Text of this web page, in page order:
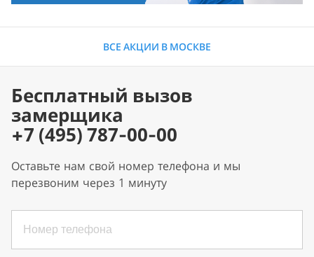
ВСЕ АКЦИИ В МОСКВЕ
Бесплатный вызов
замерщика
+7 (495) 787-00-00
Оставьте нам свой номер телефона и мы
перезвоним через 1 минуту